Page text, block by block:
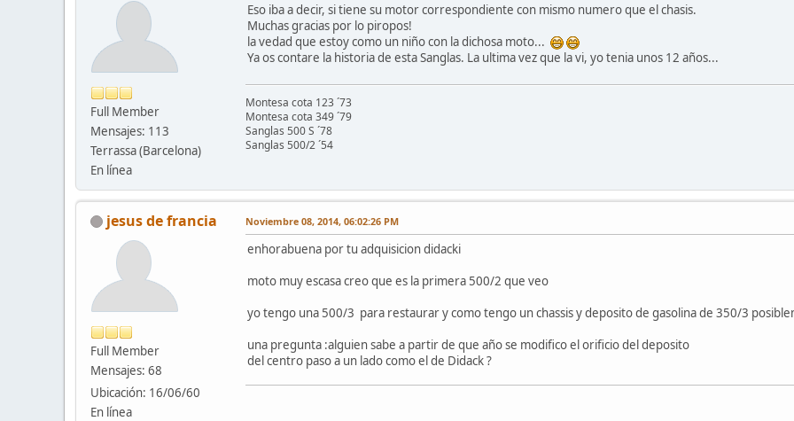
Full Member
Mensajes: 113
Terrassa (Barcelona)
En línea
Eso iba a decir, si tiene su motor correspondiente con mismo numero que el chasis.
Muchas gracias por lo piropos!
la vedad que estoy como un niño con la dichosa moto...
Ya os contare la historia de esta Sanglas. La ultima vez que la vi, yo tenia unos 12 años...
Montesa cota 123 ´73
Montesa cota 349 ´79
Sanglas 500 S ´78
Sanglas 500/2 ´54
jesus de francia
Full Member
Mensajes: 68
Ubicación: 16/06/60
En línea
Noviembre 08, 2014, 06:02:26 PM
enhorabuena por tu adquisicion didacki
moto muy escasa creo que es la primera 500/2 que veo
yo tengo una 500/3 para restaurar y como tengo un chassis y deposito de gasolina de 350/3
una pregunta :alguien sabe a partir de que año se modifico el orificio del deposito
del centro paso a un lado como el de Didack ?